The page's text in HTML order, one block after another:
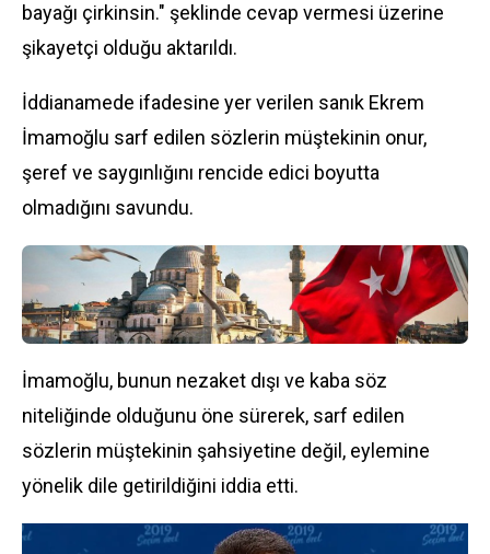
bayağı çirkinsin." şeklinde cevap vermesi üzerine
şikayetçi olduğu aktarıldı.
İddianamede ifadesine yer verilen sanık Ekrem
İmamoğlu sarf edilen sözlerin müştekinin onur,
şeref ve saygınlığını rencide edici boyutta
olmadığını savundu.
İmamoğlu, bunun nezaket dışı ve kaba söz
niteliğinde olduğunu öne sürerek, sarf edilen
sözlerin müştekinin şahsiyetine değil, eylemine
yönelik dile getirildiğini iddia etti.